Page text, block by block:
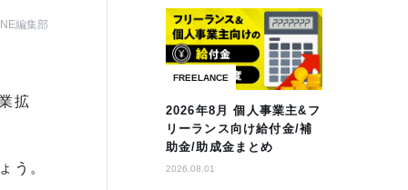
編集部
拡
う。
FREELANCE
2026年8月 個人事業主&フ
リーランス向け給付金/補
助金/助成金まとめ
2026.08.01